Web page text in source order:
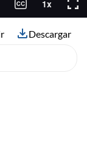
Descargar